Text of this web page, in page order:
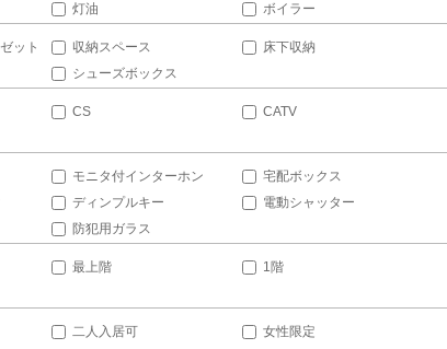
灯油 ボイラー
ット 収納スペース
床下収納
シューズボックス
CS
CATV
モニタ付インターホン
宅配ボックス
ディンプルキー
電動シャッター
防犯用ガラス
最上階
1階
二人入居可
女性限定